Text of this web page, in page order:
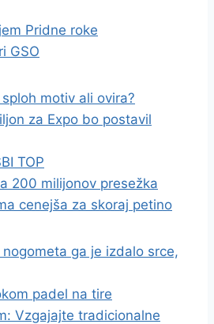
Pridne roke
GSO
motiv ali ovira?
za Expo bo postavil
TOP
200 milijonov presežka
cenejša za skoraj petino
ga je izdalo srce,
padel na tire
Vzgajajte tradicionalne